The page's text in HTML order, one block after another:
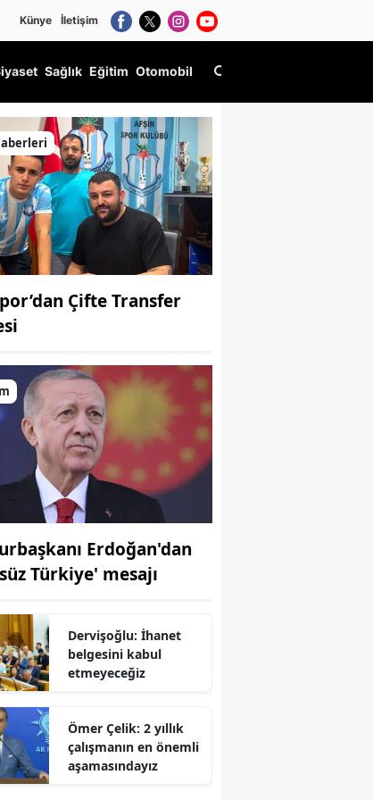
Künye İletişim
Sağlık Eğitim Otomobil
Çifte Transfer
Erdoğan'dan
Türkiye' mesajı
Dervişoğlu: İhanet
belgesini kabul
etmeyeceğiz
Ömer Çelik: 2 yıllık
çalışmanın en önemli
aşamasındayız